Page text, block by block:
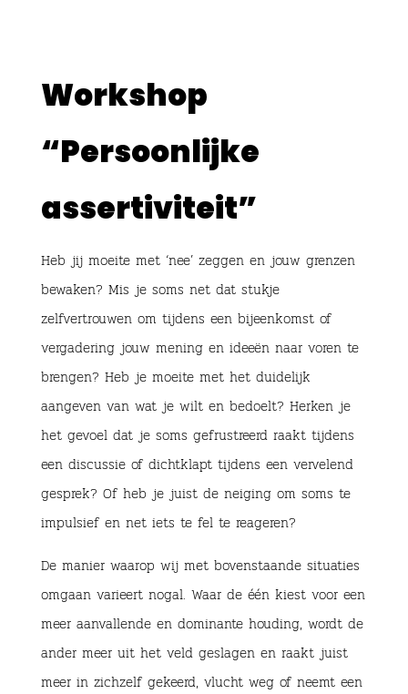
Workshop
“Persoonlijke
assertiviteit”
Heb jij moeite met ‘nee’ zeggen en jouw grenzen
bewaken? Mis je soms net dat stukje
zelfvertrouwen om tijdens een bijeenkomst of
vergadering jouw mening en ideeën naar voren te
brengen? Heb je moeite met het duidelijk
aangeven van wat je wilt en bedoelt? Herken je
het gevoel dat je soms gefrustreerd raakt tijdens
een discussie of dichtklapt tijdens een vervelend
gesprek? Of heb je juist de neiging om soms te
impulsief en net iets te fel te reageren?
De manier waarop wij met bovenstaande situaties
omgaan varieert nogal. Waar de één kiest voor een
meer aanvallende en dominante houding, wordt de
ander meer uit het veld geslagen en raakt juist
meer in zichzelf gekeerd, vlucht weg of neemt een